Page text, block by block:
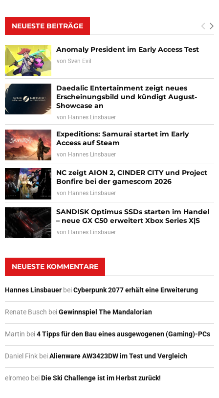
NEUESTE BEITRÄGE
Anomaly President im Early Access Test
von Sven Evil
Daedalic Entertainment zeigt neues
Erscheinungsbild und kündigt August-
Showcase an
von Hannes Linsbauer
Expeditions: Samurai startet im Early
Access auf Steam
von Hannes Linsbauer
NC zeigt AION 2, CINDER CITY und Project
Bonfire bei der gamescom 2026
von Hannes Linsbauer
SANDISK Optimus SSDs starten im Handel
– neue GX C50 erweitert Xbox Series X|S
von Hannes Linsbauer
NEUESTE KOMMENTARE
Hannes Linsbauer beiCyberpunk 2077 erhält eine Erweiterung
Renate Busch beiGewinnspiel The Mandalorian
Martin bei4 Tipps für den Bau eines ausgewogenen (Gaming)-PCs
Daniel Fink beiAlienware AW3423DW im Test und Vergleich
elromeo beiDie Ski Challenge ist im Herbst zurück!